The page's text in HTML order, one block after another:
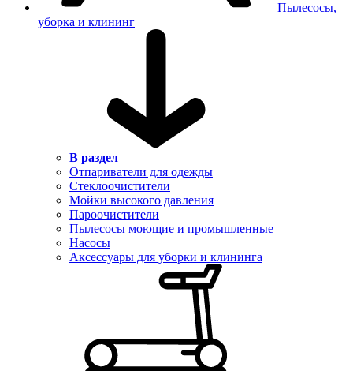
Пылесосы,
уборка и клининг
В раздел
Отпариватели для одежды
Стеклоочистители
Мойки высокого давления
Пароочистители
Пылесосы моющие и промышленные
Насосы
Аксессуары для уборки и клининга